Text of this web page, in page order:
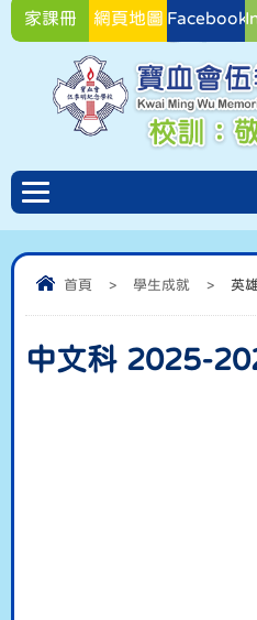
家課冊 網頁地圖 Facebook
首頁 > 學生成就 > 英
中文科 2025-